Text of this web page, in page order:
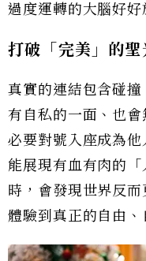
過度運轉的大腦好好
打破「完美」的聖
真實的連結包含碰
有自私的一面、也
必要對號入座成為
能展現有血有肉的
時，會發現世界反
體驗到真正的自由、